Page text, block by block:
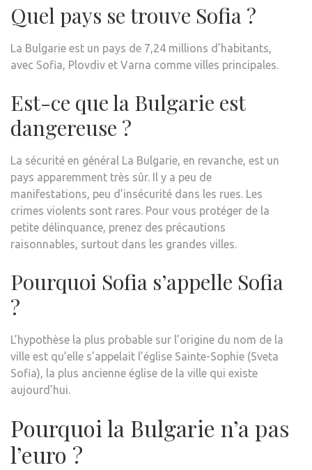
Quel pays se trouve Sofia ?
La Bulgarie est un pays de 7,24 millions d’habitants,
avec Sofia, Plovdiv et Varna comme villes principales.
Est-ce que la Bulgarie est
dangereuse ?
La sécurité en général La Bulgarie, en revanche, est un
pays apparemment très sûr. Il y a peu de
manifestations, peu d’insécurité dans les rues. Les
crimes violents sont rares. Pour vous protéger de la
petite délinquance, prenez des précautions
raisonnables, surtout dans les grandes villes.
Pourquoi Sofia s’appelle Sofia
?
L’hypothèse la plus probable sur l’origine du nom de la
ville est qu’elle s’appelait l’église Sainte-Sophie (Sveta
Sofia), la plus ancienne église de la ville qui existe
aujourd’hui.
Pourquoi la Bulgarie n’a pas
l’euro ?